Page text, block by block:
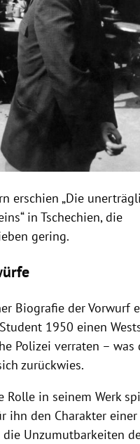
erschien „Die
in Tschechien, die
gering.
Biografie der Vorwurf
1950 einen
Polizei verraten – was
zurückwies.
Rolle in seinem Werk
ihn den Charakter einer
die Unzumutbarkeiten